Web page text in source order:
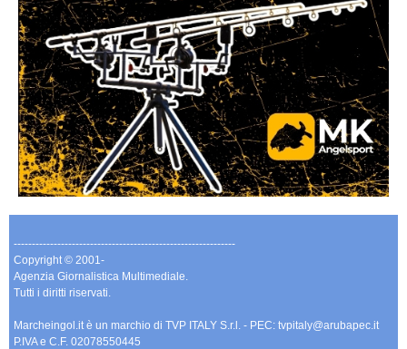
-------------------------------------------------------------
Copyright © 2001-
Agenzia Giornalistica Multimediale.
Tutti i diritti riservati.
Marcheingol.it è un marchio di TVP ITALY S.r.l. - PEC: tvpitaly@arubapec.it
P.IVA e C.F. 02078550445